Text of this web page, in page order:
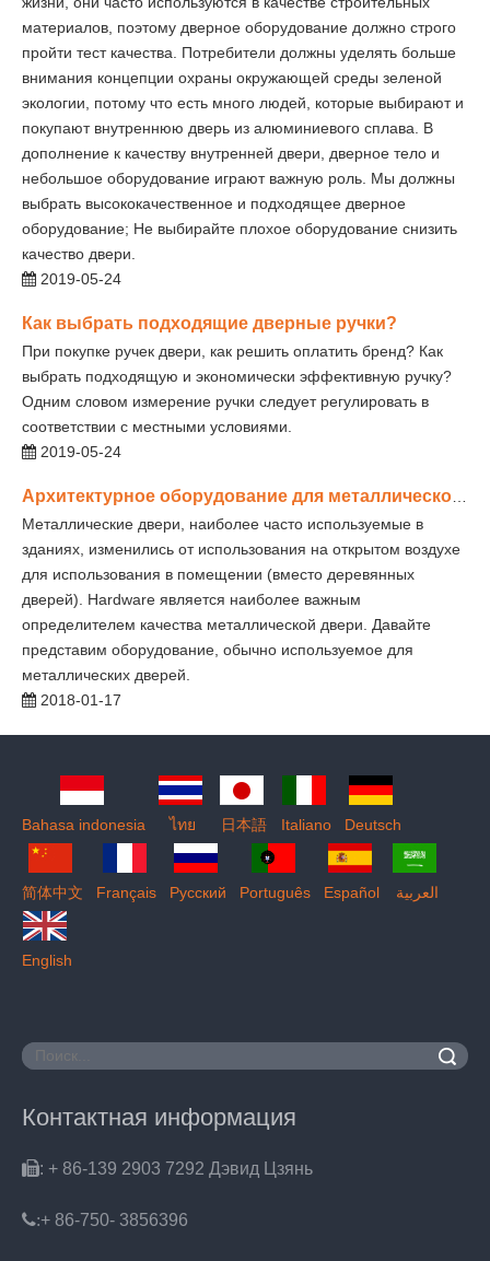
материалов, поэтому дверное оборудование должно строго
пройти тест качества. Потребители должны уделять больше
внимания концепции охраны окружающей среды зеленой
экологии, потому что есть много людей, которые выбирают и
покупают внутреннюю дверь из алюминиевого сплава. В
дополнение к качеству внутренней двери, дверное тело и
небольшое оборудование играют важную роль. Мы должны
выбрать высококачественное и подходящее дверное
оборудование; Не выбирайте плохое оборудование снизить
качество двери.
2019-05-24
Как выбрать подходящие дверные ручки?
При покупке ручек двери, как решить оплатить бренд? Как
выбрать подходящую и экономически эффективную ручку?
Одним словом измерение ручки следует регулировать в
соответствии с местными условиями.
2019-05-24
Металлические двери, наиболее часто используемые в
зданиях, изменились от использования на открытом воздухе
для использования в помещении (вместо деревянных
дверей). Hardware является наиболее важным
определителем качества металлической двери. Давайте
представим оборудование, обычно используемое для
металлических дверей.
2018-01-17
Bahasa indonesia ไทย 日本語 Italiano Deutsch
简体中文 Français Pусский Português Español العربية
English
Контактная информация
: + 86-139 2903 7292 Дэвид Цзянь
:+ 86-750- 3856396